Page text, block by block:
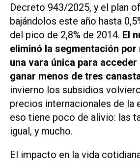
Decreto 943/2025, y el plan
bajándolos este año hasta
del pico de 2,8% de 2014. El
eliminó la segmentación por
una vara única para
ganar menos de tres
invierno los subsidios
precios internacionales de la
eso tiene poco de alivio: las
igual, y mucho.
El impacto en la vida